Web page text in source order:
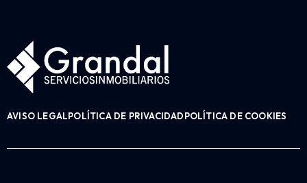
AVISO LEGALPOLÍTICA DE PRIVACIDADPOLÍTICA DE COOKIES